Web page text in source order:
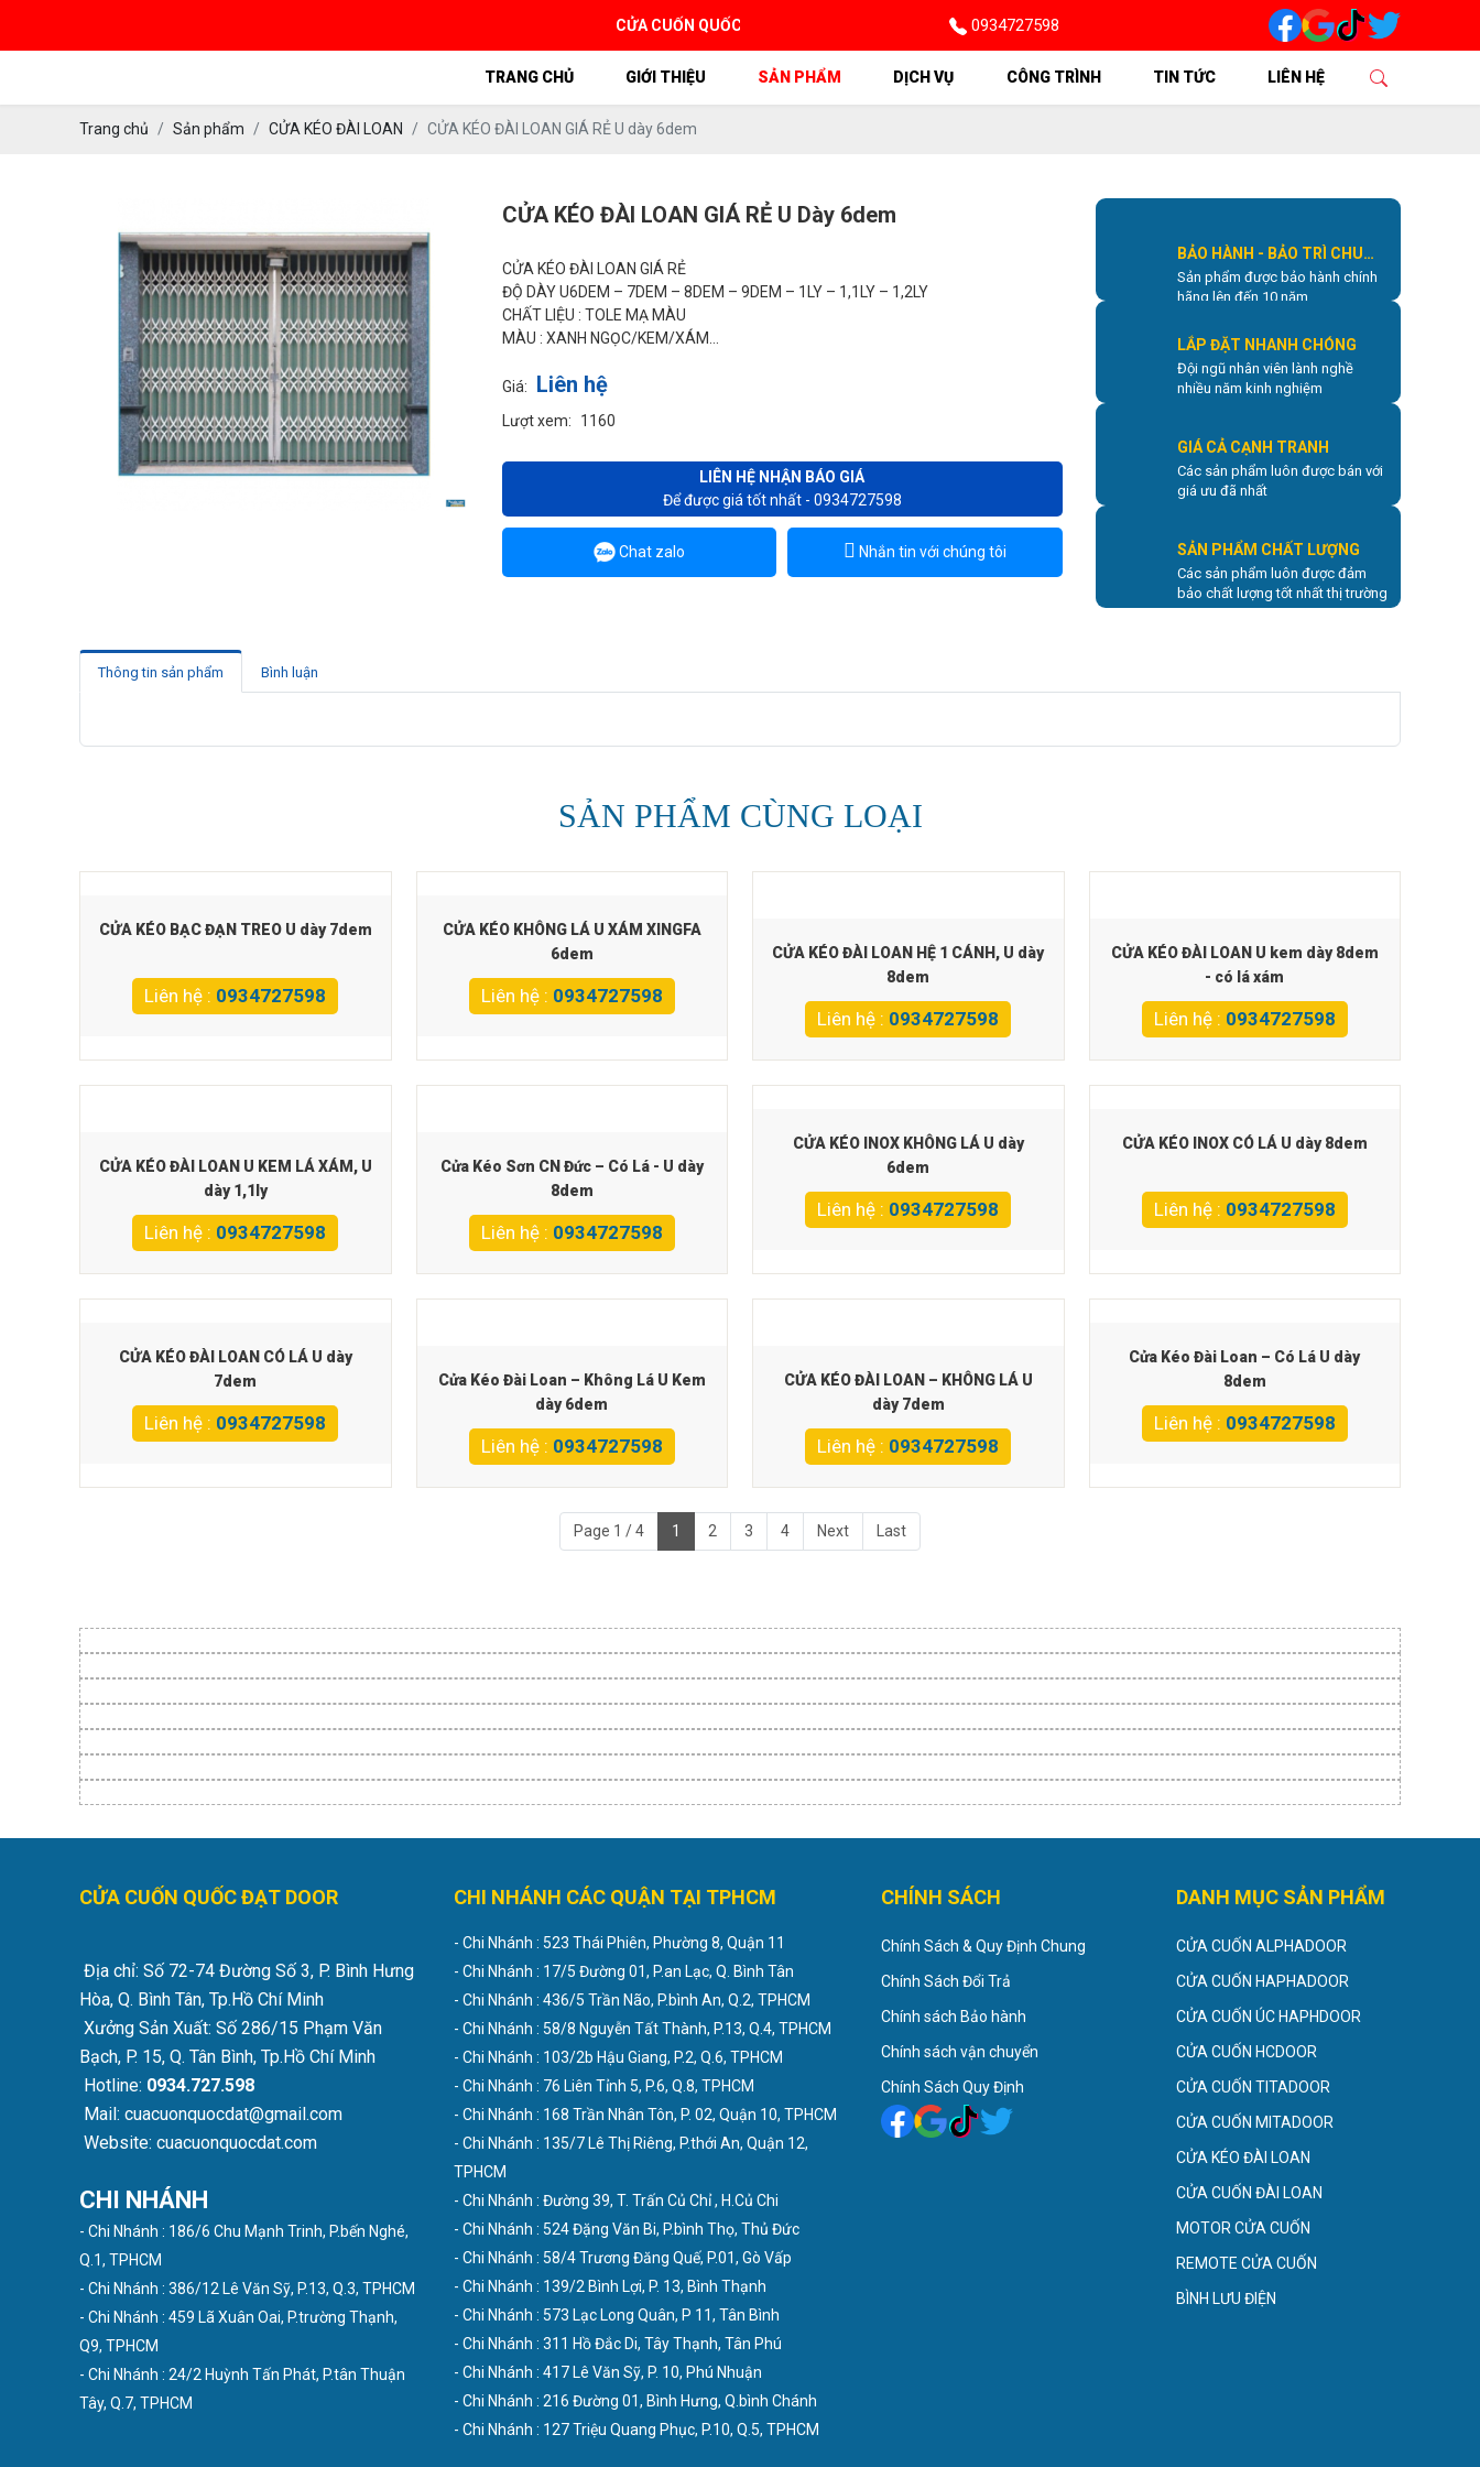
CỬA CUỐN QUỐC ĐẠT CHUYÊN THI CÔNG LẮP ĐẶT & SỬA CHỮA CỬA CUỐN TẠI TPHCM VÀ CÁC KHU VỰC LÂN CẬN LIÊN HỆ
0934727598
TRANG CHỦ GIỚI THIỆU SẢN PHẨM DỊCH VỤ CÔNG TRÌNH TIN TỨC LIÊN HỆ
Trang chủ Sản phẩm CỬA KÉO ĐÀI LOAN CỬA KÉO ĐÀI LOAN GIÁ RẺ U dày 6dem
CỬA KÉO ĐÀI LOAN GIÁ RẺ U Dày 6dem
CỬA KÉO ĐÀI LOAN GIÁ RẺ
ĐỘ DÀY U6DEM – 7DEM – 8DEM – 9DEM – 1LY – 1,1LY – 1,2LY
CHẤT LIỆU : TOLE MẠ MÀU
MÀU : XANH NGỌC/KEM/XÁM…
Giá: Liên hệ
Lượt xem: 1160
LIÊN HỆ NHẬN BÁO GIÁ
Để được giá tốt nhất - 0934727598
Chat zalo Nhắn tin với chúng tôi
BẢO HÀNH - BẢO TRÌ CHU
ĐÁO
Sản phẩm được bảo hành chính
hãng lên đến 10 năm
LẮP ĐẶT NHANH CHÓNG
Đội ngũ nhân viên lành nghề
nhiều năm kinh nghiệm
GIÁ CẢ CẠNH TRANH
Các sản phẩm luôn được bán với
giá ưu đã nhất
SẢN PHẨM CHẤT LƯỢNG
Các sản phẩm luôn được đảm
bảo chất lượng tốt nhất thị trường
Thông tin sản phẩm Bình luận
SẢN PHẨM CÙNG LOẠI
CỬA KÉO BẠC ĐẠN TREO U dày 7dem
Liên hệ : 0934727598
CỬA KÉO KHÔNG LÁ U XÁM XINGFA
6dem
Liên hệ : 0934727598
CỬA KÉO ĐÀI LOAN HỆ 1 CÁNH, U dày
8dem
Liên hệ : 0934727598
CỬA KÉO ĐÀI LOAN U kem dày 8dem
- có lá xám
Liên hệ : 0934727598
CỬA KÉO ĐÀI LOAN U KEM LÁ XÁM, U
dày 1,1ly
Liên hệ : 0934727598
Cửa Kéo Sơn CN Đức – Có Lá - U dày
8dem
Liên hệ : 0934727598
CỬA KÉO INOX KHÔNG LÁ U dày
6dem
Liên hệ : 0934727598
CỬA KÉO INOX CÓ LÁ U dày 8dem
Liên hệ : 0934727598
CỬA KÉO ĐÀI LOAN CÓ LÁ U dày
7dem
Liên hệ : 0934727598
Cửa Kéo Đài Loan – Không Lá U Kem
dày 6dem
Liên hệ : 0934727598
CỬA KÉO ĐÀI LOAN – KHÔNG LÁ U
dày 7dem
Liên hệ : 0934727598
Cửa Kéo Đài Loan – Có Lá U dày
8dem
Liên hệ : 0934727598
Page 1 / 4 1 2 3 4 Next Last
CỬA CUỐN QUỐC ĐẠT DOOR
Địa chỉ: Số 72-74 Đường Số 3, P. Bình Hưng
Hòa, Q. Bình Tân, Tp.Hồ Chí Minh
Xưởng Sản Xuất: Số 286/15 Phạm Văn
Bạch, P. 15, Q. Tân Bình, Tp.Hồ Chí Minh
Hotline: 0934.727.598
Mail: cuacuonquocdat@gmail.com
Website: cuacuonquocdat.com
CHI NHÁNH
- Chi Nhánh : 186/6 Chu Mạnh Trinh, P.bến Nghé,
Q.1, TPHCM
- Chi Nhánh : 386/12 Lê Văn Sỹ, P.13, Q.3, TPHCM
- Chi Nhánh : 459 Lã Xuân Oai, P.trường Thạnh,
Q9, TPHCM
- Chi Nhánh : 24/2 Huỳnh Tấn Phát, P.tân Thuận
Tây, Q.7, TPHCM
CHI NHÁNH CÁC QUẬN TẠI TPHCM
- Chi Nhánh : 523 Thái Phiên, Phường 8, Quận 11
- Chi Nhánh : 17/5 Đường 01, P.an Lạc, Q. Bình Tân
- Chi Nhánh : 436/5 Trần Não, P.bình An, Q.2, TPHCM
- Chi Nhánh : 58/8 Nguyễn Tất Thành, P.13, Q.4, TPHCM
- Chi Nhánh : 103/2b Hậu Giang, P.2, Q.6, TPHCM
- Chi Nhánh : 76 Liên Tỉnh 5, P.6, Q.8, TPHCM
- Chi Nhánh : 168 Trần Nhân Tôn, P. 02, Quận 10, TPHCM
- Chi Nhánh : 135/7 Lê Thị Riêng, P.thới An, Quận 12,
TPHCM
- Chi Nhánh : Đường 39, T. Trấn Củ Chỉ , H.Củ Chi
- Chi Nhánh : 524 Đặng Văn Bi, P.bình Thọ, Thủ Đức
- Chi Nhánh : 58/4 Trương Đăng Quế, P.01, Gò Vấp
- Chi Nhánh : 139/2 Bình Lợi, P. 13, Bình Thạnh
- Chi Nhánh : 573 Lạc Long Quân, P 11, Tân Bình
- Chi Nhánh : 311 Hồ Đắc Di, Tây Thạnh, Tân Phú
- Chi Nhánh : 417 Lê Văn Sỹ, P. 10, Phú Nhuận
- Chi Nhánh : 216 Đường 01, Bình Hưng, Q.bình Chánh
- Chi Nhánh : 127 Triệu Quang Phục, P.10, Q.5, TPHCM
CHÍNH SÁCH
Chính Sách & Quy Định Chung
Chính Sách Đổi Trả
Chính sách Bảo hành
Chính sách vận chuyển
Chính Sách Quy Định
DANH MỤC SẢN PHẨM
CỬA CUỐN ALPHADOOR
CỬA CUỐN HAPHADOOR
CỬA CUỐN ÚC HAPHDOOR
CỬA CUỐN HCDOOR
CỬA CUỐN TITADOOR
CỬA CUỐN MITADOOR
CỬA KÉO ĐÀI LOAN
CỬA CUỐN ĐÀI LOAN
MOTOR CỬA CUỐN
REMOTE CỬA CUỐN
BÌNH LƯU ĐIỆN